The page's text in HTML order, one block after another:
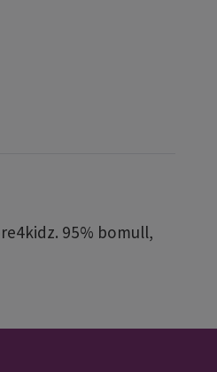
95% bomull,